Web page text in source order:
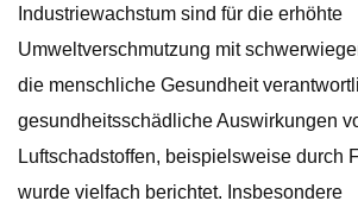
Industriewachstum sind für die erhöhte
Umweltverschmutzung mit
die menschliche Gesundheit
gesundheitsschädliche Auswirkungen
Luftschadstoffen, beispielsweise durch
wurde vielfach berichtet. Insbesondere